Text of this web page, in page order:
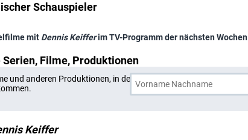
Schauspieler
mit Dennis Keifferim TV-Programm der nächsten Wochen
Filme, Produktionen
und anderen Produktionen, in denen Dennis Keiffer
Keiffer